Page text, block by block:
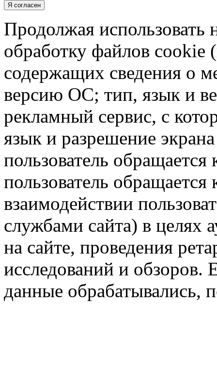
Я согласен
Продолжая использовать
обработку файлов cookie
содержащих сведения о
версию ОС; тип, язык и
рекламный сервис, с
язык и разрешение
пользователь обращается
пользователь обращается
взаимодействии
службами сайта) в целях
на сайте, проведения
исследований и обзоров.
данные обрабатывались,